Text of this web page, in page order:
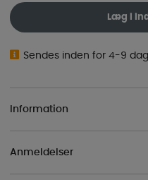
Læg i
Sendes inden for 4-9
Information
Anmeldelser